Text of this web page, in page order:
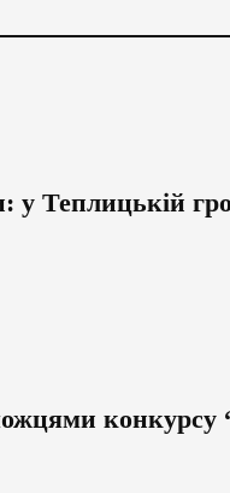
у Теплицькій
конкурсу